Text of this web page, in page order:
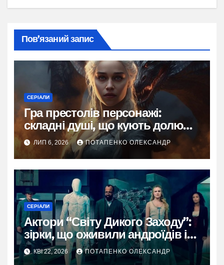
Пов’язаний запис
СЕРІАЛИ
Гра престолів персонажі:
складні душі, що кують долю
Вестеросу
ЛИП 6, 2026 ПОТАПЕНКО ОЛЕКСАНДР
СЕРІАЛИ
Актори “Світу Дикого Заходу”:
зірки, що оживили андроїдів і
хаос
КВІ 22, 2026 ПОТАПЕНКО ОЛЕКСАНДР